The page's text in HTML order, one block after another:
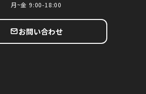
月~金 9:00-18:00
お問い合わせ